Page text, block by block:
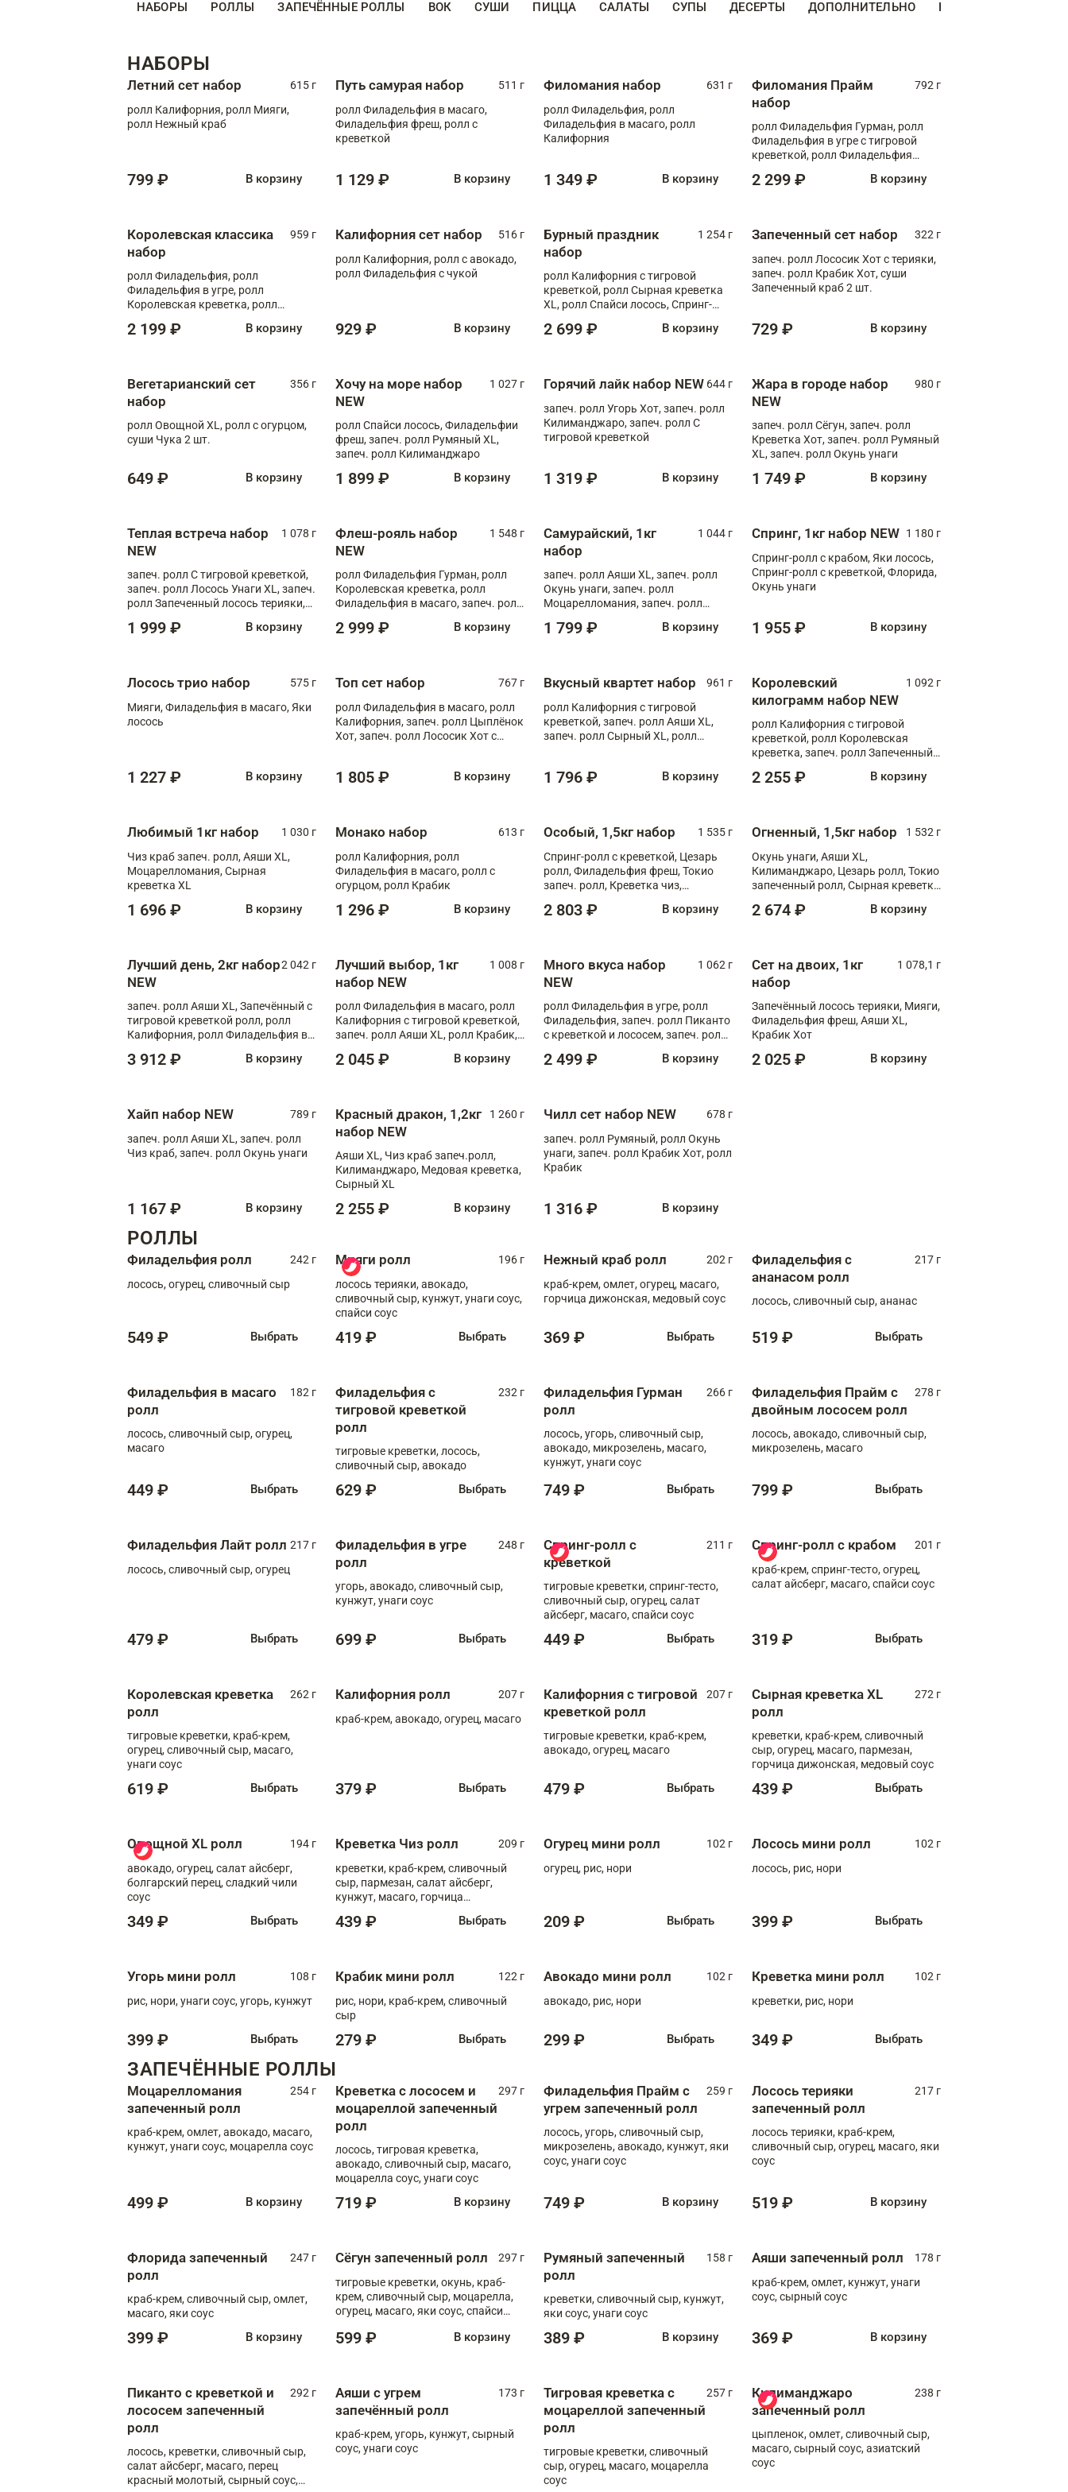
НАБОРЫ РОЛЛЫ ЗАПЕЧЁННЫЕ РОЛЛЫ ВОК СУШИ ПИЦЦА САЛАТЫ СУПЫ ДЕСЕРТЫ ДОПОЛНИТЕЛЬНО
НАБОРЫ
Летний сет набор
615 г
ролл Калифорния, ролл Мияги,
ролл Нежный краб
799 ₽ В корзину
Путь самурая набор
511 г
ролл Филадельфия в масаго,
Филадельфия фреш, ролл с
креветкой
1 129 ₽ В корзину
Филомания набор
631 г
ролл Филадельфия, ролл
Филадельфия в масаго, ролл
Калифорния
1 349 ₽ В корзину
Филомания Прайм
набор
792 г
ролл Филадельфия Гурман, ролл
Филадельфия в угре с тигровой
креветкой, ролл Филадельфия
2 299 ₽ В корзину
Королевская классика
набор
959 г
ролл Филадельфия, ролл
Филадельфия в угре, ролл
Королевская креветка, ролл
2 199 ₽ В корзину
Калифорния сет набор
516 г
ролл Калифорния, ролл с авокадо,
ролл Филадельфия с чукой
929 ₽ В корзину
Бурный праздник
набор
1 254 г
ролл Калифорния с тигровой
креветкой, ролл Сырная креветка
XL, ролл Спайси лосось, Спринг-
Медовая креветка
2 699 ₽ В корзину
Запеченный сет набор
322 г
запеч. ролл Лососик Хот с терияки,
запеч. ролл Крабик Хот, суши
Запеченный краб 2 шт.
729 ₽ В корзину
Вегетарианский сет
набор
356 г
ролл Овощной XL, ролл с огурцом,
суши Чука 2 шт.
649 ₽ В корзину
Хочу на море набор
NEW
1 027 г
ролл Спайси лосось, Филадельфии
фреш, запеч. ролл Румяный XL,
запеч. ролл Килиманджаро
1 899 ₽ В корзину
Горячий лайк набор NEW 644 г
запеч. ролл Угорь Хот, запеч. ролл
Килиманджаро, запеч. ролл С
тигровой креветкой
1 319 ₽ В корзину
Жара в городе набор
NEW
980 г
запеч. ролл Сёгун, запеч. ролл
Креветка Хот, запеч. ролл Румяный
XL, запеч. ролл Окунь унаги
1 749 ₽ В корзину
Теплая встреча набор
NEW
1 078 г
запеч. ролл С тигровой креветкой,
запеч. ролл Лосось Унаги XL, запеч.
ролл Запеченный лосось терияки,
1 999 ₽ В корзину
Флеш-рояль набор
NEW
1 548 г
ролл Филадельфия Гурман, ролл
Королевская креветка, ролл
Филадельфия в масаго, запеч. ролл
Тигровая креветка с моцареллой,
2 999 ₽ В корзину
Самурайский, 1кг
набор
1 044 г
запеч. ролл Аяши XL, запеч. ролл
Окунь унаги, запеч. ролл
Моцарелломания, запеч. ролл
1 799 ₽ В корзину
Спринг, 1кг набор NEW 1 180 г
Спринг-ролл с крабом, Яки лосось,
Спринг-ролл с креветкой, Флорида,
Окунь унаги
1 955 ₽ В корзину
Лосось трио набор
575 г
Мияги, Филадельфия в масаго, Яки
лосось
1 227 ₽ В корзину
Топ сет набор
767 г
ролл Филадельфия в масаго, ролл
Калифорния, запеч. ролл Цыплёнок
Хот, запеч. ролл Лососик Хот с
1 805 ₽ В корзину
Вкусный квартет набор
961 г
ролл Калифорния с тигровой
креветкой, запеч. ролл Аяши XL,
запеч. ролл Сырный XL, ролл
1 796 ₽ В корзину
Королевский
килограмм набор NEW
1 092 г
ролл Калифорния с тигровой
креветкой, ролл Королевская
креветка, запеч. ролл Запеченный
XL, запеч. ролл Крабик Хот
2 255 ₽ В корзину
Любимый 1кг набор
1 030 г
Чиз краб запеч. ролл, Аяши XL,
Моцарелломания, Сырная
креветка XL
1 696 ₽ В корзину
Монако набор
613 г
ролл Калифорния, ролл
Филадельфия в масаго, ролл с
огурцом, ролл Крабик
1 296 ₽ В корзину
Особый, 1,5кг набор
1 535 г
Спринг-ролл с креветкой, Цезарь
ролл, Филадельфия фреш, Токио
запеч. ролл, Креветка чиз,
Флорида
2 803 ₽ В корзину
Огненный, 1,5кг набор
1 532 г
Окунь унаги, Аяши XL,
Килиманджаро, Цезарь ролл, Токио
запеченный ролл, Сырная креветка
2 674 ₽ В корзину
Лучший день, 2кг набор
NEW
2 042 г
запеч. ролл Аяши XL, Запечённый с
тигровой креветкой ролл, ролл
Калифорния, ролл Филадельфия в
запеч. ролл Моцарелломания, ролл
3 912 ₽ В корзину
Лучший выбор, 1кг
набор NEW
1 008 г
ролл Филадельфия в масаго, ролл
Калифорния с тигровой креветкой,
запеч. ролл Аяши XL, ролл Крабик,
2 045 ₽ В корзину
Много вкуса набор
NEW
1 062 г
ролл Филадельфия в угре, ролл
Филадельфия, запеч. ролл Пиканто
с креветкой и лососем, запеч. ролл
2 499 ₽ В корзину
Сет на двоих, 1кг
набор
1 078,1 г
Запечённый лосось терияки, Мияги,
Филадельфия фреш, Аяши XL,
Крабик Хот
2 025 ₽ В корзину
Хайп набор NEW
789 г
запеч. ролл Аяши XL, запеч. ролл
Чиз краб, запеч. ролл Окунь унаги
1 167 ₽ В корзину
Красный дракон, 1,2кг
набор NEW
1 260 г
Аяши XL, Чиз краб запеч.ролл,
Килиманджаро, Медовая креветка,
Сырный XL
2 255 ₽ В корзину
Чилл сет набор NEW
678 г
запеч. ролл Румяный, ролл Окунь
унаги, запеч. ролл Крабик Хот, ролл
Крабик
1 316 ₽ В корзину
РОЛЛЫ
Филадельфия ролл
242 г
лосось, огурец, сливочный сыр
549 ₽ Выбрать
Мияги ролл
196 г
лосось терияки, авокадо,
сливочный сыр, кунжут, унаги соус,
спайси соус
419 ₽ Выбрать
Нежный краб ролл
202 г
краб-крем, омлет, огурец, масаго,
горчица дижонская, медовый соус
369 ₽ Выбрать
Филадельфия с
ананасом ролл
217 г
лосось, сливочный сыр, ананас
519 ₽ Выбрать
Филадельфия в масаго
ролл
182 г
лосось, сливочный сыр, огурец,
масаго
449 ₽ Выбрать
Филадельфия с
тигровой креветкой
ролл
232 г
тигровые креветки, лосось,
сливочный сыр, авокадо
629 ₽ Выбрать
Филадельфия Гурман
ролл
266 г
лосось, угорь, сливочный сыр,
авокадо, микрозелень, масаго,
кунжут, унаги соус
749 ₽ Выбрать
Филадельфия Прайм с
двойным лососем ролл
278 г
лосось, авокадо, сливочный сыр,
микрозелень, масаго
799 ₽ Выбрать
Филадельфия Лайт ролл 217 г
лосось, сливочный сыр, огурец
479 ₽ Выбрать
Филадельфия в угре
ролл
248 г
угорь, авокадо, сливочный сыр,
кунжут, унаги соус
699 ₽ Выбрать
Спринг-ролл с
креветкой
211 г
тигровые креветки, спринг-тесто,
сливочный сыр, огурец, салат
айсберг, масаго, спайси соус
449 ₽ Выбрать
Спринг-ролл с крабом
201 г
краб-крем, спринг-тесто, огурец,
салат айсберг, масаго, спайси соус
319 ₽ Выбрать
Королевская креветка
ролл
262 г
тигровые креветки, краб-крем,
огурец, сливочный сыр, масаго,
унаги соус
619 ₽ Выбрать
Калифорния ролл
207 г
краб-крем, авокадо, огурец, масаго
379 ₽ Выбрать
Калифорния с тигровой
креветкой ролл
207 г
тигровые креветки, краб-крем,
авокадо, огурец, масаго
479 ₽ Выбрать
Сырная креветка XL
ролл
272 г
креветки, краб-крем, сливочный
сыр, огурец, масаго, пармезан,
горчица дижонская, медовый соус
439 ₽ Выбрать
Овощной XL ролл
194 г
авокадо, огурец, салат айсберг,
болгарский перец, сладкий чили
соус
349 ₽ Выбрать
Креветка Чиз ролл
209 г
креветки, краб-крем, сливочный
сыр, пармезан, салат айсберг,
кунжут, масаго, горчица
439 ₽ Выбрать
Огурец мини ролл
102 г
огурец, рис, нори
209 ₽ Выбрать
Лосось мини ролл
102 г
лосось, рис, нори
399 ₽ Выбрать
Угорь мини ролл
108 г
рис, нори, унаги соус, угорь, кунжут
399 ₽ Выбрать
Крабик мини ролл
122 г
рис, нори, краб-крем, сливочный
сыр
279 ₽ Выбрать
Авокадо мини ролл
102 г
авокадо, рис, нори
299 ₽ Выбрать
Креветка мини ролл
102 г
креветки, рис, нори
349 ₽ Выбрать
ЗАПЕЧЁННЫЕ РОЛЛЫ
Моцарелломания
запеченный ролл
254 г
краб-крем, омлет, авокадо, масаго,
кунжут, унаги соус, моцарелла соус
499 ₽ В корзину
Креветка с лососем и
моцареллой запеченный
ролл
297 г
лосось, тигровая креветка,
авокадо, сливочный сыр, масаго,
моцарелла соус, унаги соус
719 ₽ В корзину
Филадельфия Прайм с
угрем запеченный ролл
259 г
лосось, угорь, сливочный сыр,
микрозелень, авокадо, кунжут, яки
соус, унаги соус
749 ₽ В корзину
Лосось терияки
запеченный ролл
217 г
лосось терияки, краб-крем,
сливочный сыр, огурец, масаго, яки
соус
519 ₽ В корзину
Флорида запеченный
ролл
247 г
краб-крем, сливочный сыр, омлет,
масаго, яки соус
399 ₽ В корзину
Сёгун запеченный ролл
297 г
тигровые креветки, окунь, краб-
крем, сливочный сыр, моцарелла,
огурец, масаго, яки соус, спайси
599 ₽ В корзину
Румяный запеченный
ролл
158 г
креветки, сливочный сыр, кунжут,
яки соус, унаги соус
389 ₽ В корзину
Аяши запеченный ролл
178 г
краб-крем, омлет, кунжут, унаги
соус, сырный соус
369 ₽ В корзину
Пиканто с креветкой и
лососем запеченный
ролл
292 г
лосось, креветки, сливочный сыр,
салат айсберг, масаго, перец
красный молотый, сырный соус,
Аяши с угрем
запечённый ролл
173 г
краб-крем, угорь, кунжут, сырный
соус, унаги соус
Тигровая креветка с
моцареллой запеченный
ролл
257 г
тигровые креветки, сливочный
сыр, огурец, масаго, моцарелла
соус
Килиманджаро
запеченный ролл
238 г
цыпленок, омлет, сливочный сыр,
масаго, сырный соус, азиатский
соус